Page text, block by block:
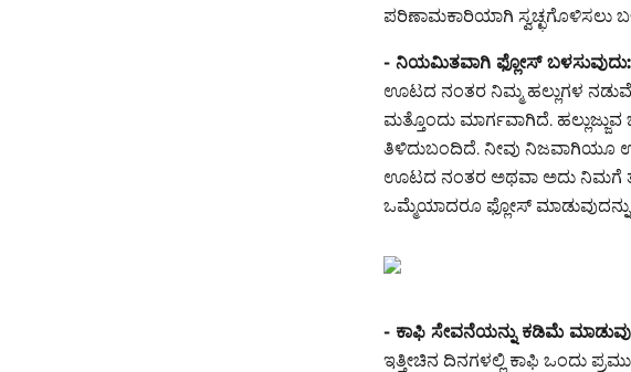
ಪರಿಣಾಮಕಾರಿಯಾಗಿ ಸ್ವಚ್ಛಗೊಳಿಸಲು
- ನಿಯಮಿತವಾಗಿ ಫ್ಲೋಸ್ ಬಳಸುವುದು:
ಊಟದ ನಂತರ ನಿಮ್ಮ ಹಲ್ಲುಗಳ ನಡುವೆ
ಮತ್ತೊಂದು ಮಾರ್ಗವಾಗಿದೆ.
ತಿಳಿದುಬಂದಿದೆ. ನೀವು ನಿಜವಾಗಿಯೂ
ಊಟದ ನಂತರ ಅಥವಾ ಅದು ನಿಮಗೆ
ಒಮ್ಮೆಯಾದರೂ ಫ್ಲೋಸ್ ಮಾಡುವುದನ್ನು
- ಕಾಫಿ ಸೇವನೆಯನ್ನು ಕಡಿಮೆ
ಇತ್ತೀಚಿನ ದಿನಗಳಲ್ಲಿ ಕಾಫಿ ಒಂದು